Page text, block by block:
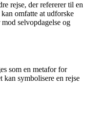
rejse, der refererer til en
omfatte at udforske
selvopdagelse og
som en metafor for
symbolisere en rejse